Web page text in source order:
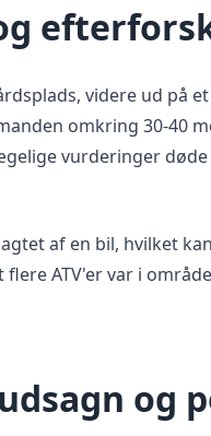
videre ud på
omkring 30-40
vurderinger
af en bil, hvilket
ATV'er var i
og